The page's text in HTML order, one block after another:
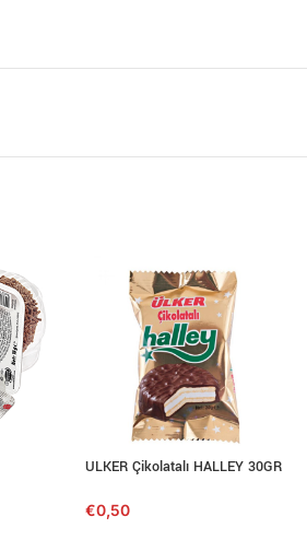
ULKER Çikolatalı HALLEY 30GR
€0,50